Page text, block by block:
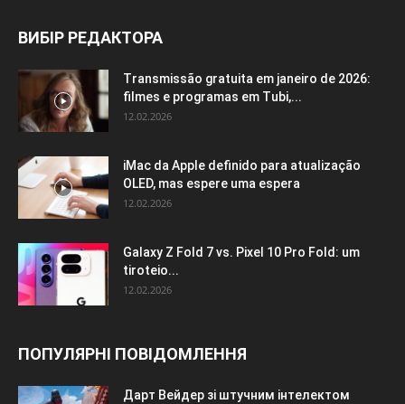
ВИБІР РЕДАКТОРА
Transmissão gratuita em janeiro de 2026:
filmes e programas em Tubi,...
12.02.2026
iMac da Apple definido para atualização
OLED, mas espere uma espera
12.02.2026
Galaxy Z Fold 7 vs. Pixel 10 Pro Fold: um
tiroteio...
12.02.2026
ПОПУЛЯРНІ ПОВІДОМЛЕННЯ
Дарт Вейдер зі штучним інтелектом